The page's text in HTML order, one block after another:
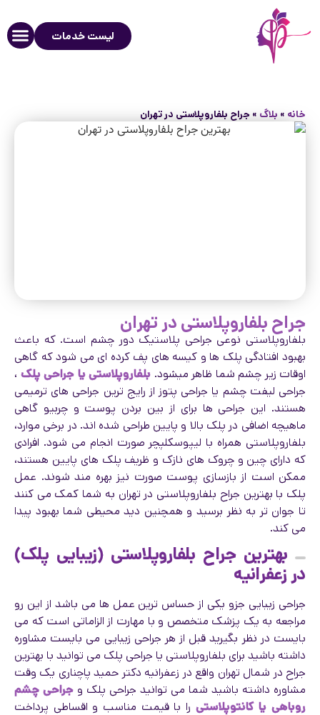
لیست خدمات
خانه » بلاگ » جراح بلفاروپلاستی در تهران
جراح بلفاروپلاستی در تهران
بلفاروپلاستی نوعی جراحی پلاستیک دور چشم است. که باعث
بهبود افتادگی پلک ها و کیسه های پف کرده ای می شود که گاهی
اوقات زیر چشم شما ظاهر میشود. بلفاروپلاستی یا جراحی پلک ،
جراحی لیفت چشم یا جراحی پتوز از رایج ترین جراحی های ترمیمی
هستند. این جراحی ها برای از بین بردن پوست و چربیو گاهی
ماهیچه اضافی در پلک بالا و پایین طراحی شده اند. در برخی موارد،
بلفاروپلاستی همراه با لیپوسکلپچر صورت انجام می شود. افرادی
که دارای چین و چروک های نازک و ظریف پلک های پایین هستند،
ممکن است از بازسازی پوست صورت نیز بهره مند شوند. عمل
پلک با بهترین جراح بلفاروپلاستی در تهران به شما کمک می کنند
تا جوان تر به نظر برسید و همچنین دید محیطی شما بهبود پیدا
می کند.
بهترین جراح بلفاروپلاستی (زیبایی پلک)
در زعفرانیه
جراحی زیبایی جزو یکی از حساس ترین عمل ها می باشد از این رو
مراجعه به یک پزشک متخصص و با مهارت از الزاماتی است که می
بایست در نظر بگیرید قبل از هر جراحی زیبایی می بایست مشاوره
داشته باشید برای بلفاروپلاستی یا جراحی پلک می توانید با بهترین
جراح در شمال تهران واقع در زعفرانیه دکتر حمید پاچناری یک وقت
مشاوره داشته باشید شما می توانید جراحی پلک و جراحی چشم
روباهی یا کانتوپلاستی را با قیمت مناسب و اقساطی پرداخت